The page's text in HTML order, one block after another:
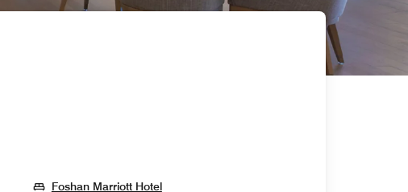
Foshan Marriott HotelOpens In New Window